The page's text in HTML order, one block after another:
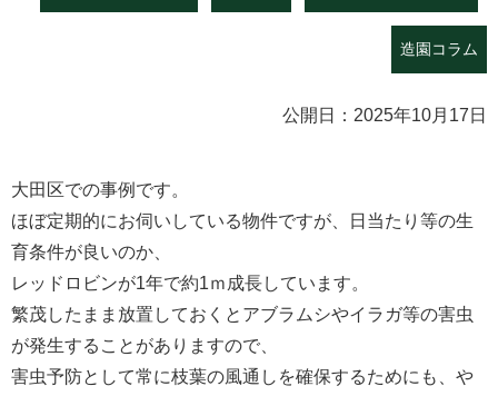
造園コラム
公開日：2025年10月17日
大田区での事例です。
ほぼ定期的にお伺いしている物件ですが、日当たり等の生
育条件が良いのか、
レッドロビンが1年で約1ｍ成長しています。
繁茂したまま放置しておくとアブラムシやイラガ等の害虫
が発生することがありますので、
害虫予防として常に枝葉の風通しを確保するためにも、や